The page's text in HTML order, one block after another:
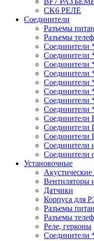
CK6 РЕЛЕ
Соединители
Разъемы
Разъемы
Соединители
Соединители
Соединители
Соединители
Соединители
Соединители
Соединители
Соединители
Соединители
Соединители
Соединители
Установочные
Вентиляторы
Датчики
Корпуса для
Разъемы
Разъемы
Реле, герконы